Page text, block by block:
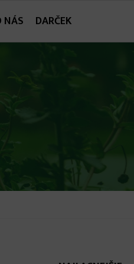
NÁS DARČEK